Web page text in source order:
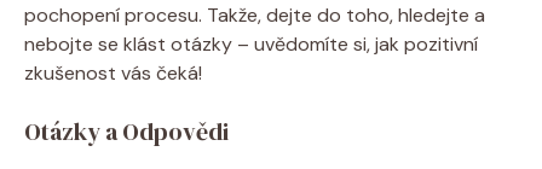
pochopení procesu. Takže, dejte do toho, hledejte a
nebojte se klást otázky – uvědomíte si, jak pozitivní
zkušenost vás čeká!
Otázky a Odpovědi